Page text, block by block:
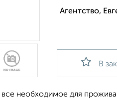
Агентство,
В
необходимое для